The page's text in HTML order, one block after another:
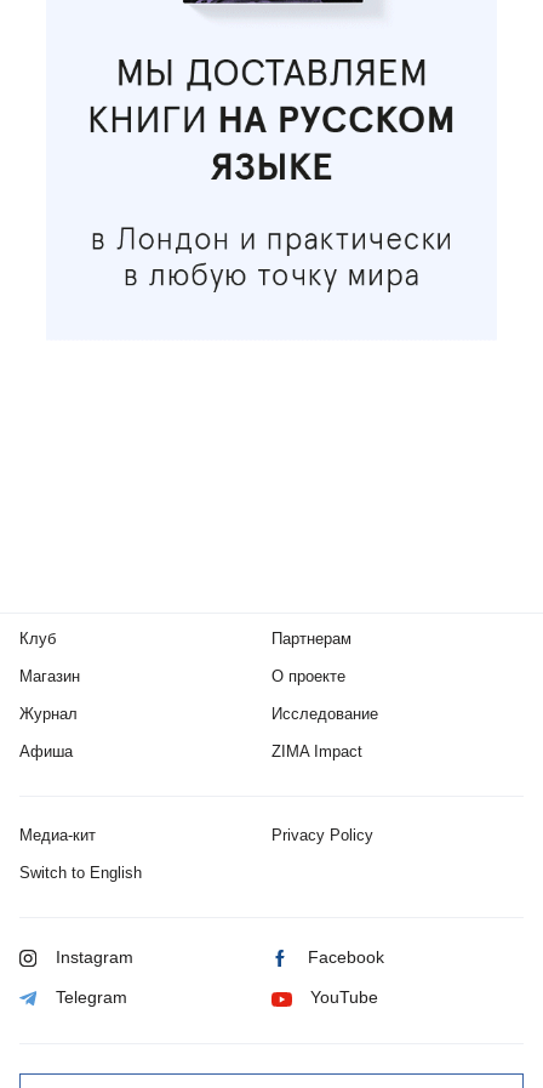
Клуб
Магазин
Журнал
Афиша
Партнерам
О проекте
Исследование
ZIMA Impact
Медиа-кит Privacy Policy
Switch to English
Instagram Facebook
Telegram YouTube